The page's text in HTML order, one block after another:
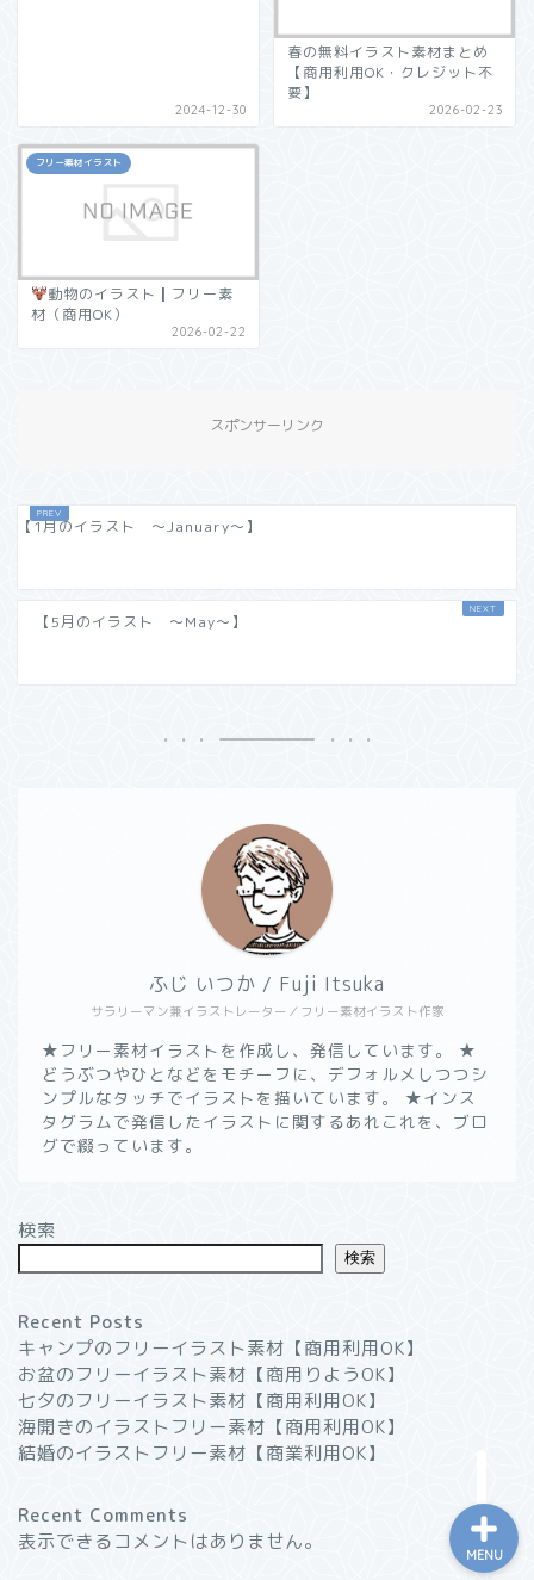
2024-12-30
春の無料イラスト素材まとめ
【商用利用OK・クレジット不
要】
2026-02-23
フリー素材イラスト
動物のイラスト┃フリー素
材（商用OK）
2026-02-22
スポンサーリンク
【1月のイラスト ～January～】
【5月のイラスト ～May～】
サラリーマン兼イラストレーター／フリー素材イラスト作家
ふじ いつか / Fuji Itsuka
★フリー素材イラストを作成し、発信しています。 ★
どうぶつやひとなどをモチーフに、デフォルメしつつシ
ンプルなタッチでイラストを描いています。 ★インス
タグラムで発信したイラストに関するあれこれを、ブロ
グで綴っています。
検索
検索
Recent Posts
キャンプのフリーイラスト素材【商用利用OK】
お盆のフリーイラスト素材【商用りようOK】
七夕のフリーイラスト素材【商用利用OK】
海開きのイラストフリー素材【商用利用OK】
結婚のイラストフリー素材【商業利用OK】
Recent Comments
表示できるコメントはありません。
MENU
無料イラスト素材一覧┃商
用利用OK
プライバシーポリシー